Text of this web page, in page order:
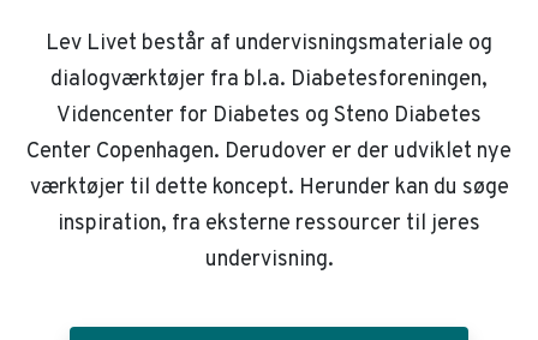
Lev Livet består af undervisningsmateriale og
dialogværktøjer fra bl.a. Diabetesforeningen,
Videncenter for Diabetes og Steno Diabetes
Center Copenhagen. Derudover er der udviklet nye
værktøjer til dette koncept. Herunder kan du søge
inspiration, fra eksterne ressourcer til jeres
undervisning.